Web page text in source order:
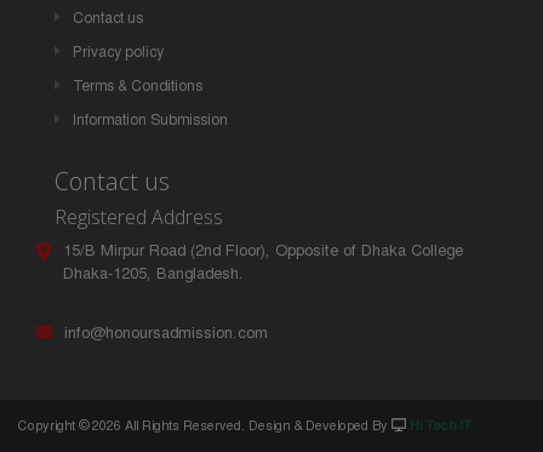
Contact us
Privacy policy
Terms & Conditions
Information Submission
Contact us
Registered Address
15/B Mirpur Road (2nd Floor), Opposite of Dhaka College
Dhaka-1205, Bangladesh.
info@honoursadmission.com
Copyright ©2026 All Rights Reserved. Design & Developed By Hi Tech IT